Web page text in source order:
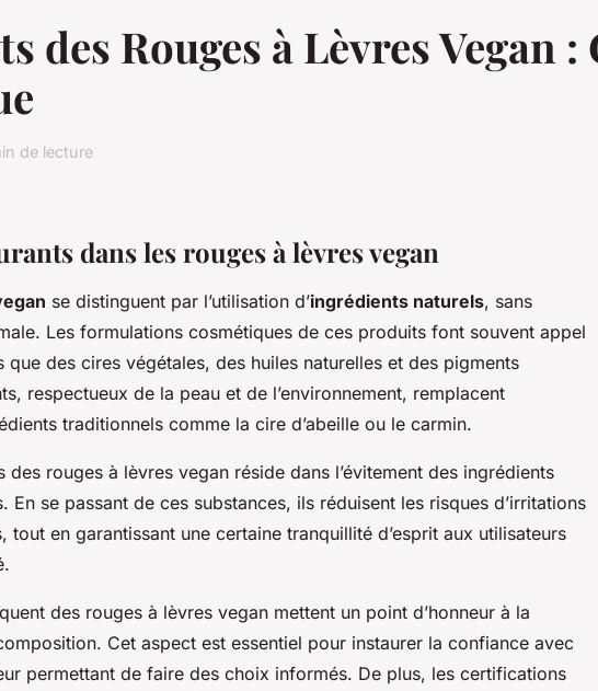
des Rouges à Lèvres Vegan
de lecture
dans les rouges à lèvres vegan
se distinguent par l’utilisation d’ingrédients naturels, sans
Les formulations cosmétiques de ces produits font souvent appel
que des cires végétales, des huiles naturelles et des pigments
respectueux de la peau et de l’environnement, remplacent
traditionnels comme la cire d’abeille ou le carmin.
des rouges à lèvres vegan réside dans l’évitement des ingrédients
En se passant de ces substances, ils réduisent les risques d’irritations
tout en garantissant une certaine tranquillité d’esprit aux utilisateurs
des rouges à lèvres vegan mettent un point d’honneur à la
Cet aspect est essentiel pour instaurer la confiance avec
permettant de faire des choix informés. De plus, les certifications